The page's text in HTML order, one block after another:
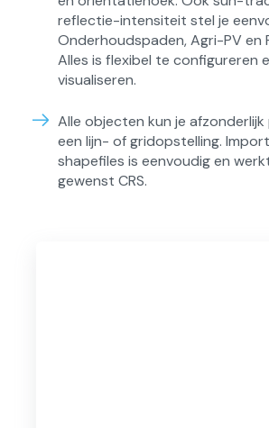
reflectie-intensiteit stel je
Onderhoudspaden, Agri-PV en
Alles is flexibel te configureren
visualiseren.
Alle objecten kun je afzonderlijk
een lijn- of gridopstelling.
shapefiles is eenvoudig en
gewenst CRS.